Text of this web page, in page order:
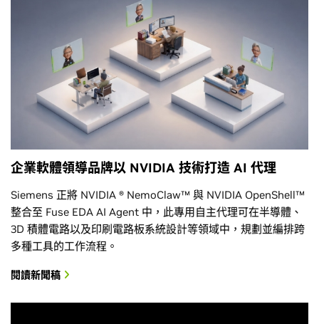
企業軟體領導品牌以 NVIDIA 技術打造 AI 代理
Siemens 正將 NVIDIA ® NemoClaw™ 與 NVIDIA OpenShell™
整合至 Fuse EDA AI Agent 中，此專用自主代理可在半導體、
3D 積體電路以及印刷電路板系統設計等領域中，規劃並編排跨
多種工具的工作流程。
閱讀新聞稿